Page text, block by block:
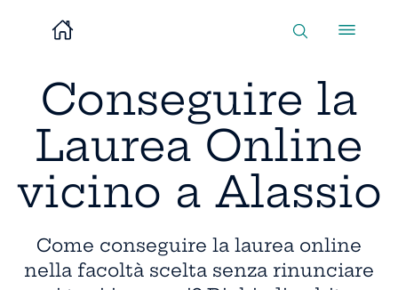
Conseguire la
Laurea Online
vicino a Alassio
Come conseguire la laurea online
nella facoltà scelta senza rinunciare